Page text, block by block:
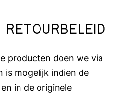
producten doen we via
is mogelijk indien de
in de originele